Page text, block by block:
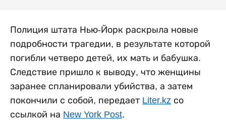
Полиция штата Нью-Йорк раскрыла новые
подробности трагедии, в результате которой
погибли четверо детей, их мать и бабушка.
Следствие пришло к выводу, что женщины
заранее спланировали убийства, а затем
покончили с собой, передает Liter.kz со
ссылкой на New York Post.